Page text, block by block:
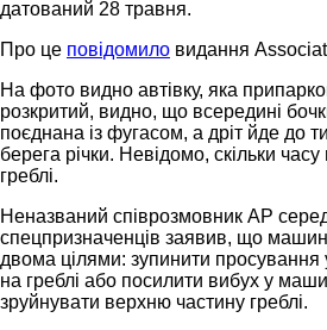
датований 28 травня.
Про це повідомило видання
На фото видно автівку, яка
розкритий, видно, що всередині
поєднана із фугасом, а дріт йде до
берега річки. Невідомо, скільки
греблі.
Неназваний співрозмовник AP
спецпризначенців заявив, що
двома цілями: зупинити просування
на греблі або посилити вибух у
зруйнувати верхню частину греблі.